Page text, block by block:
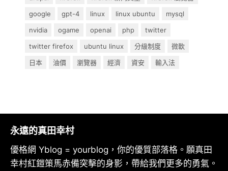
google
gpt-4 linux linux ubuntu
mysql
nvidia
ogame openai php
twitter
twitter firefox
ubuntu linux 分級制度
微軟
日本
油價 瀏覽器 經濟 資安 輸入法
永遠的真田幸村
優格網 Yblog = yourblog，你的優質部落格。願真田
幸村紅鎧策馬赤備突擊的身影，帶給我們更多的勇氣。